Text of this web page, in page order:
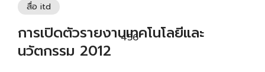
สื่อ itd
456
การเปิดตัวรายงานเทคโนโลยีและ
นวัตกรรม 2012